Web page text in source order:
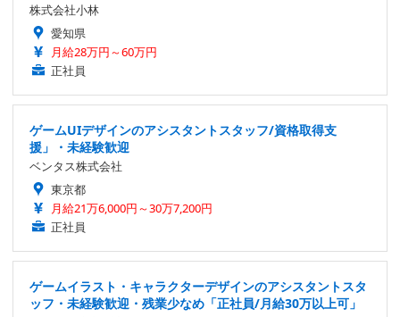
株式会社小林
愛知県
月給28万円～60万円
正社員
ゲームUIデザインのアシスタントスタッフ/資格取得支
援」・未経験歓迎
ベンタス株式会社
東京都
月給21万6,000円～30万7,200円
正社員
ゲームイラスト・キャラクターデザインのアシスタントスタ
ッフ・未経験歓迎・残業少なめ「正社員/月給30万以上可」